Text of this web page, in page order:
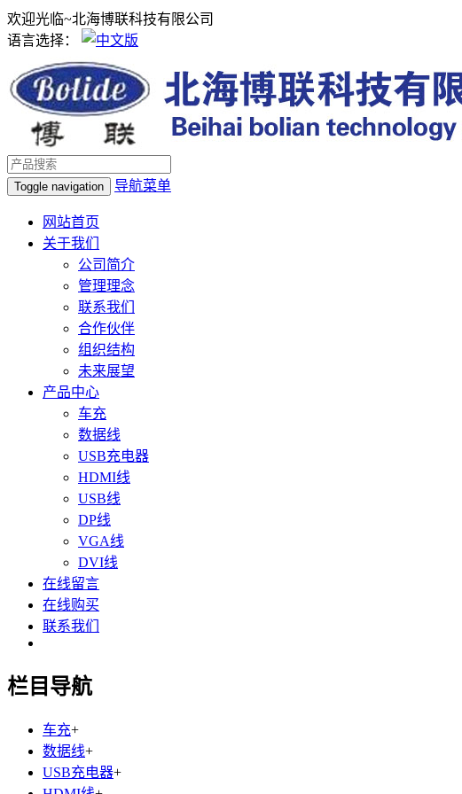
欢迎光临~北海博联科技有限公司
语言选择：
Toggle navigation 导航菜单
网站首页
关于我们
公司简介
管理理念
联系我们
合作伙伴
组织结构
未来展望
产品中心
车充
数据线
USB充电器
HDMI线
USB线
DP线
VGA线
DVI线
在线留言
在线购买
联系我们
栏目导航
车充+
数据线+
USB充电器+